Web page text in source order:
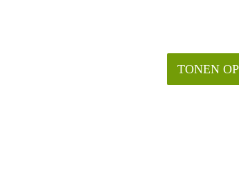
TONEN